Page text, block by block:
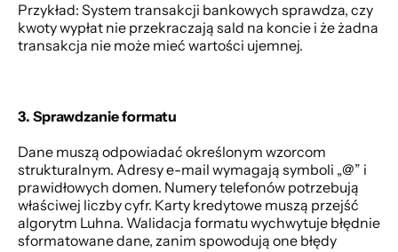
Przykład: System transakcji bankowych sprawdza, czy
kwoty wypłat nie przekraczają sald na koncie i że żadna
transakcja nie może mieć wartości ujemnej.
3. Sprawdzanie formatu
Dane muszą odpowiadać określonym wzorcom
strukturalnym. Adresy e-mail wymagają symboli „@” i
prawidłowych domen. Numery telefonów potrzebują
właściwej liczby cyfr. Karty kredytowe muszą przejść
algorytm Luhna. Walidacja formatu wychwytuje błędnie
sformatowane dane, zanim spowodują one błędy